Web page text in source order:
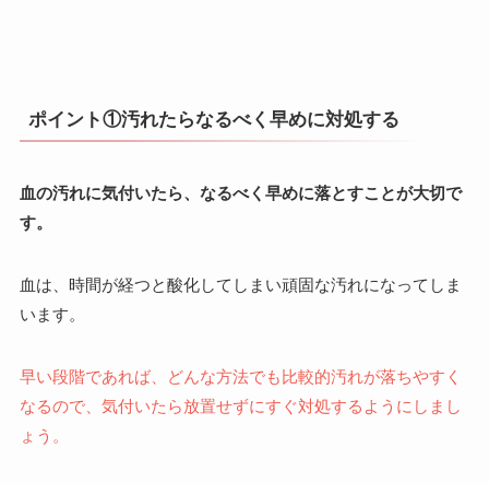
ポイント①汚れたらなるべく早めに対処する
血の汚れに気付いたら、なるべく早めに落とすことが大切で
す。
血は、時間が経つと酸化してしまい頑固な汚れになってしま
います。
早い段階であれば、どんな方法でも比較的汚れが落ちやすく
なるので、気付いたら放置せずにすぐ対処するようにしまし
ょう。